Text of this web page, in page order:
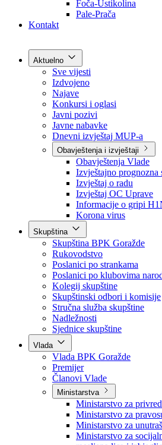
Općine
Kontakt
Aktuelno
Sve vijesti
Izdvojeno
Najave
Konkursi i oglasi
Javni pozivi
Javne nabavke
Dnevni izvještaj MUP-a
Obavještenja i izvještaji
Obavještenja Vlade
Izvještajno prognozna
Izvještaj o radu
Izvještaj OC Uprave
Informacije o gripi
Korona virus
Skupština
Skupština BPK Goražde
Rukovodstvo
Poslanici po strankama
Poslanici po klubovima
Kolegij skupštine
Skupštinski odbori i komisije
Stručna služba skupštine
Nadležnosti
Sjednice skupštine
Vlada
Vlada BPK Goražde
Premijer
Članovi Vlade
Ministarstva
Ministarstvo za